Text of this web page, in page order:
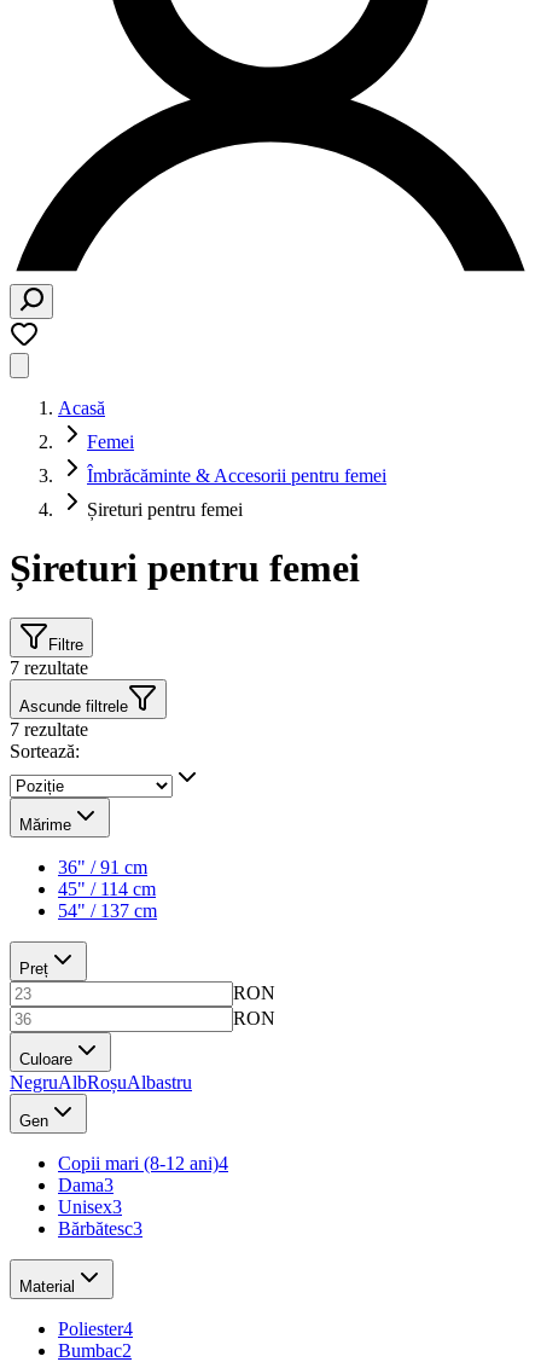
Acasă
Femei
Îmbrăcăminte & Accesorii pentru femei
Șireturi pentru femei
Șireturi pentru femei
Filtre
7 rezultate
Ascunde filtrele
7 rezultate
Sortează:
Mărime
36" / 91 cm
45" / 114 cm
54" / 137 cm
Preț
RON
RON
Culoare
NegruAlbRoșuAlbastru
Gen
Copii mari (8-12 ani)4
Dama3
Unisex3
Bărbătesc3
Material
Poliester4
Bumbac2